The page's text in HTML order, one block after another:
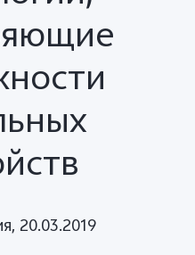
20.03.2019